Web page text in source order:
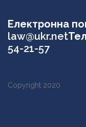
Електронна
law@ukr.net
54-21-57
Copyright 2020